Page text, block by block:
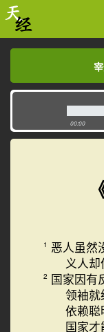
00:00
1 恶人虽然
义人却
2 国家因有
领袖就
依赖聪
国家才